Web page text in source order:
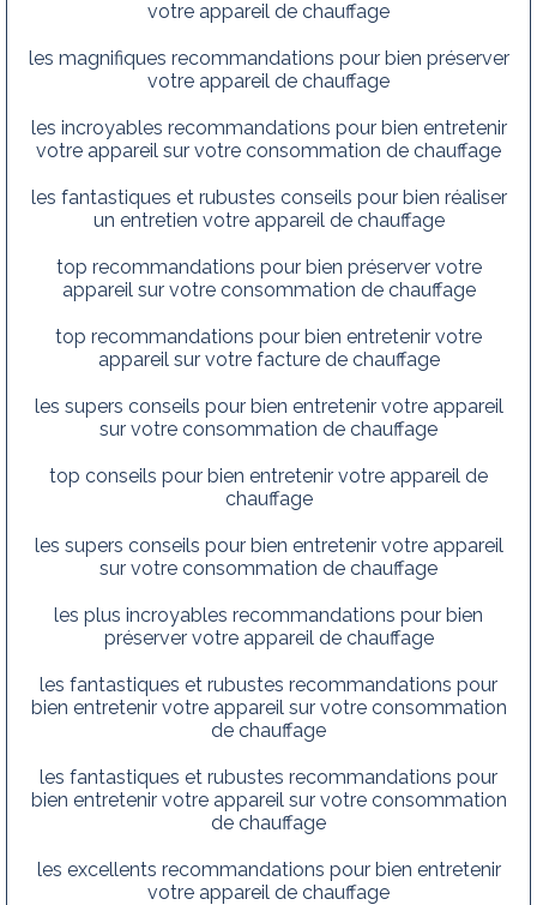
votre appareil de chauffage
les magnifiques recommandations pour bien préserver
votre appareil de chauffage
les incroyables recommandations pour bien entretenir
votre appareil sur votre consommation de chauffage
les fantastiques et rubustes conseils pour bien réaliser
un entretien votre appareil de chauffage
top recommandations pour bien préserver votre
appareil sur votre consommation de chauffage
top recommandations pour bien entretenir votre
appareil sur votre facture de chauffage
les supers conseils pour bien entretenir votre appareil
sur votre consommation de chauffage
top conseils pour bien entretenir votre appareil de
chauffage
les supers conseils pour bien entretenir votre appareil
sur votre consommation de chauffage
les plus incroyables recommandations pour bien
préserver votre appareil de chauffage
les fantastiques et rubustes recommandations pour
bien entretenir votre appareil sur votre consommation
de chauffage
les fantastiques et rubustes recommandations pour
bien entretenir votre appareil sur votre consommation
de chauffage
les excellents recommandations pour bien entretenir
votre appareil de chauffage